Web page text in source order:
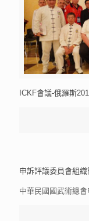
ICKF會議-俄羅斯
申訴評議委員會組織
中華民國國武術總